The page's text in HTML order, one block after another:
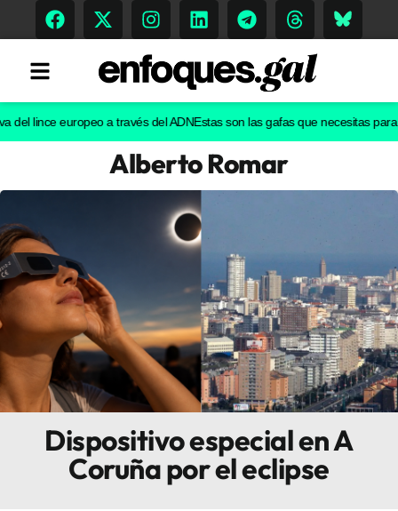
Gastronomía
Escenarios
Sostenibilidad
Innova
europeo a través del ADNEstas son las gafas que necesitas para ver
Alberto Romar
Dispositivo especial en A
Coruña por el eclipse